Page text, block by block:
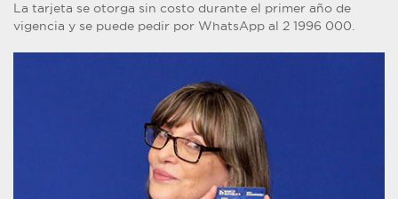
La tarjeta se otorga sin costo durante el primer año de
vigencia y se puede pedir por WhatsApp al 2 1996 000.